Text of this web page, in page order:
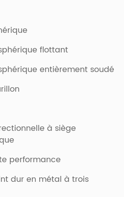
flottant
entièrement soudé
à siège
performance
dur en métal à trois